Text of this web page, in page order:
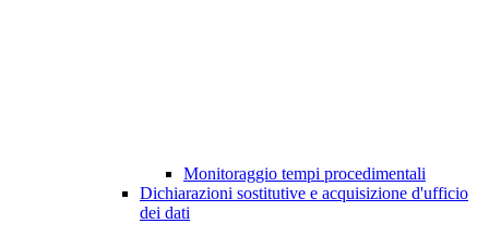
Monitoraggio tempi procedimentali
Dichiarazioni sostitutive e acquisizione d'ufficio
dei dati